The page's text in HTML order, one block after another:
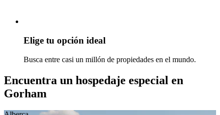
Elige tu opción ideal
Busca entre casi un millón de propiedades en el mundo.
Encuentra un hospedaje especial en
Gorham